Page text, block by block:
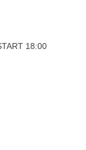
18:00